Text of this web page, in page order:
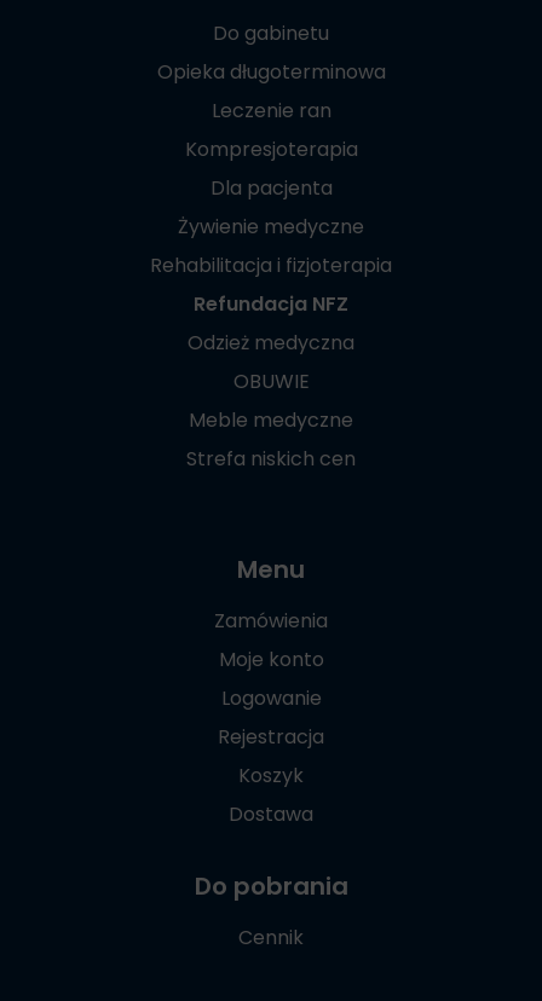
Do gabinetu
Opieka długoterminowa
Leczenie ran
Kompresjoterapia
Dla pacjenta
Żywienie medyczne
Rehabilitacja i fizjoterapia
Refundacja NFZ
Odzież medyczna
OBUWIE
Meble medyczne
Strefa niskich cen
Menu
Zamówienia
Moje konto
Logowanie
Rejestracja
Koszyk
Dostawa
Do pobrania
Cennik